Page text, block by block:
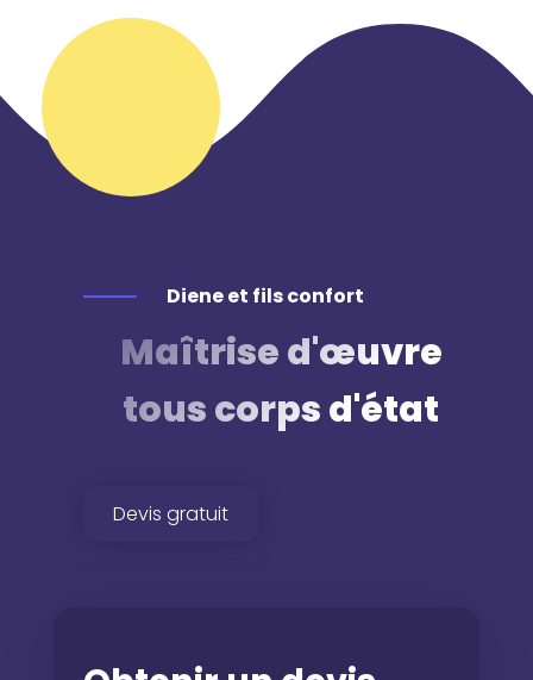
Diene et fils confort
Maîtrise d'œuvre
tous corps d'état
Devis gratuit